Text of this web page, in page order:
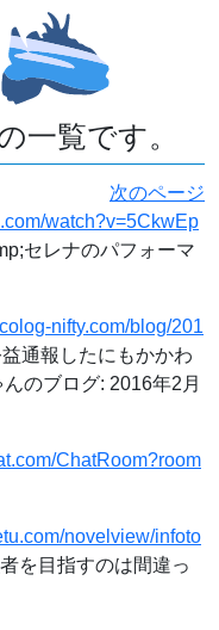
一覧です。
次のページ
watch?v=5CkwEp
セレナのパフォーマ
nifty.com/blog/201
通報したにもかかわ
のブログ: 2016年2月
ChatRoom?room
novelview/infoto
を目指すのは間違っ